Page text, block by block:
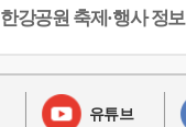
한강공원 축제·행사 정보
유튜브